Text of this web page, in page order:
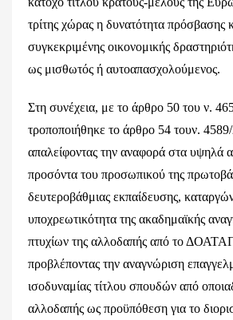
τρίτης χώρας η δυνατότητα πρόσβασης
συγκεκριμένης οικονομικής
ως μισθωτός ή αυτοαπασχολούμενος.
Στη συνέχεια, με το άρθρο 50 του ν.
τροποποιήθηκε το άρθρο 54 τουν.
απαλείφοντας την αναφορά στα υψηλά
προσόντα του προσωπικού της
δευτεροβάθμιας εκπαίδευσης,
υποχρεωτικότητα της ακαδημαϊκής
πτυχίων της αλλοδαπής από το
προβλέποντας την αναγνώριση
ισοδυναμίας τίτλου σπουδών από
αλλοδαπής ως προϋπόθεση για το